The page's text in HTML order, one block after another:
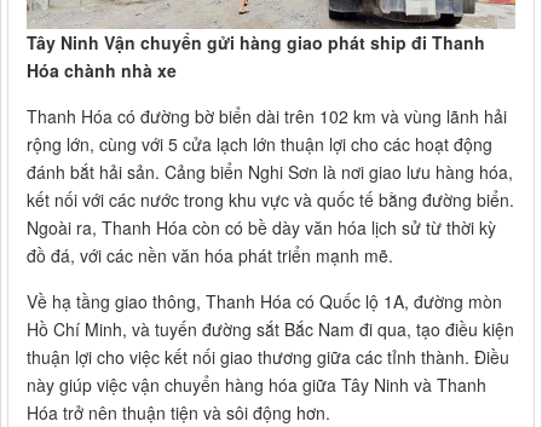
Tây Ninh Vận chuyển gửi hàng giao phát ship đi Thanh
Hóa chành nhà xe
Thanh Hóa có đường bờ biển dài trên 102 km và vùng lãnh hải
rộng lớn, cùng với 5 cửa lạch lớn thuận lợi cho các hoạt động
đánh bắt hải sản. Cảng biển Nghi Sơn là nơi giao lưu hàng hóa,
kết nối với các nước trong khu vực và quốc tế bằng đường biển.
Ngoài ra, Thanh Hóa còn có bề dày văn hóa lịch sử từ thời kỳ
đồ đá, với các nền văn hóa phát triển mạnh mẽ.
Về hạ tầng giao thông, Thanh Hóa có Quốc lộ 1A, đường mòn
Hồ Chí Minh, và tuyến đường sắt Bắc Nam đi qua, tạo điều kiện
thuận lợi cho việc kết nối giao thương giữa các tỉnh thành. Điều
này giúp việc vận chuyển hàng hóa giữa Tây Ninh và Thanh
Hóa trở nên thuận tiện và sôi động hơn.